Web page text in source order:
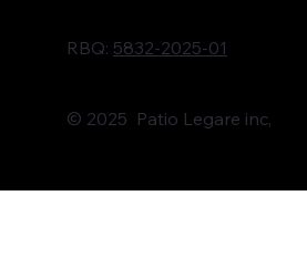
RBQ: 5832-2025-01
© 2025 Patio Legare inc,